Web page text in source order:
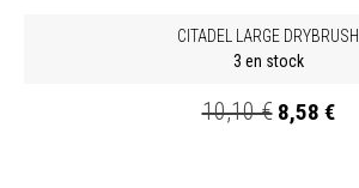
CITADEL LARGE DRYBRUSH
3 en stock
10,10 € 8,58 €